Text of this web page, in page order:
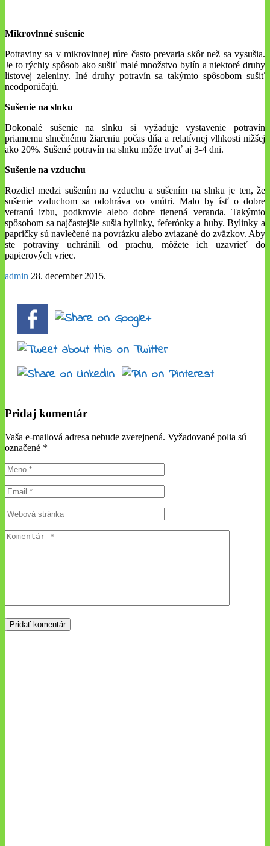
Mikrovlnné sušenie
Potraviny sa v mikrovlnnej rúre často prevaria skôr než sa vysušia.
Je to rýchly spôsob ako sušiť malé množstvo bylín a niektoré druhy
listovej zeleniny. Iné druhy potravín sa takýmto spôsobom sušiť
neodporúčajú.
Sušenie na slnku
Dokonalé sušenie na slnku si vyžaduje vystavenie potravín
priamemu slnečnému žiareniu počas dňa a relatívnej vlhkosti nižšej
ako 20%. Sušené potravín na slnku môže trvať aj 3-4 dni.
Sušenie na vzduchu
Rozdiel medzi sušením na vzduchu a sušením na slnku je ten, že
sušenie vzduchom sa odohráva vo vnútri. Malo by ísť o dobre
vetranú izbu, podkrovie alebo dobre tienená veranda. Takýmto
spôsobom sa najčastejšie sušia bylinky, feferónky a huby. Bylinky a
papričky sú navlečené na povrázku alebo zviazané do zväzkov. Aby
ste potraviny uchránili od prachu, môžete ich uzavrieť do
papierových vriec.
admin 28. december 2015.
Pridaj komentár
Vaša e-mailová adresa nebude zverejnená. Vyžadované polia sú
označené *